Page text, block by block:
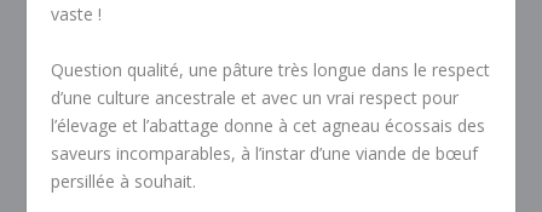
vaste !
Question qualité, une pâture très longue dans le respect
d’une culture ancestrale et avec un vrai respect pour
l’élevage et l’abattage donne à cet agneau écossais des
saveurs incomparables, à l’instar d’une viande de bœuf
persillée à souhait.